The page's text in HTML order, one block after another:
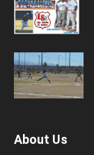
About Us